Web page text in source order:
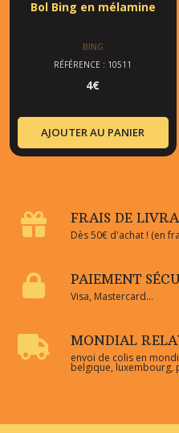
Bol Bing en mélamine
BING
RÉFÉRENCE : 10511
4€
AJOUTER AU PANIER
FRAIS DE
Dès 50€ d'achat ! (en
PAIEMENT
Visa, Mastercard...
MONDIAL
envoi de colis en
belgique, luxembourg,